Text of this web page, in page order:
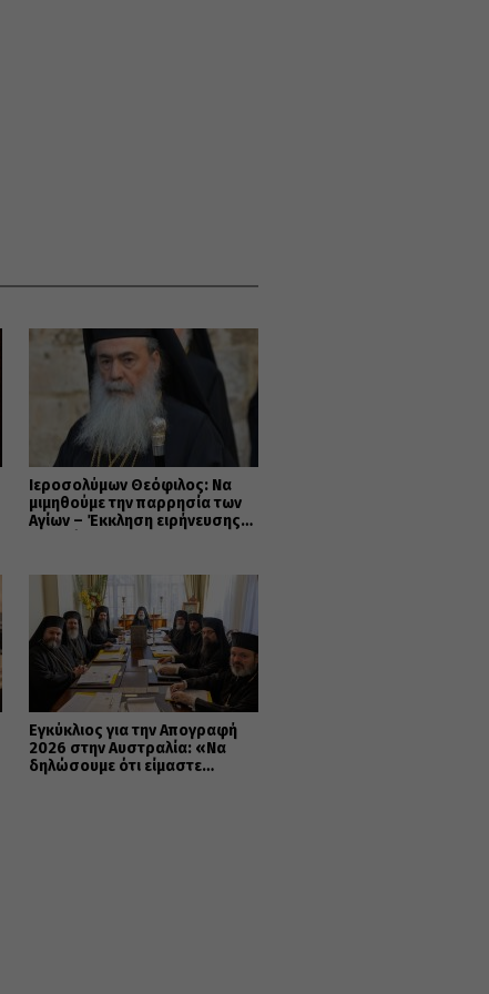
Ιεροσολύμων Θεόφιλος: Να
μιμηθούμε την παρρησία των
Αγίων – Έκκληση ειρήνευσης
Εγκύκλιος για την Απογραφή
2026 στην Αυστραλία: «Να
δηλώσουμε ότι είμαστε